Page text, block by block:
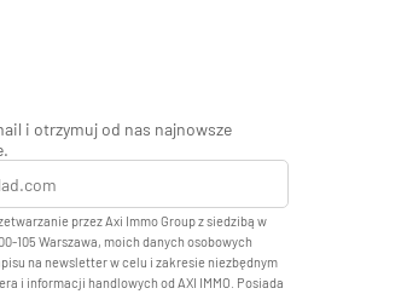
i otrzymuj od nas najnowsze
przez Axi Immo Group z siedzibą w
105 Warszawa, moich danych osobowych
na newsletter w celu i zakresie niezbędnym
i informacji handlowych od AXI IMMO. Posiada